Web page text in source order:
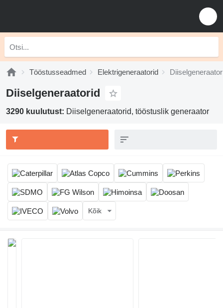
Tööstusseadmed Elektrigeneraatorid
Diiselgeneraatorid
3290 kuulutust: Diiselgeneraatorid, tööstuslik generaator
Kõik